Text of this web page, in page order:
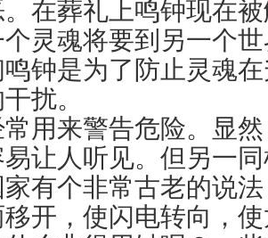
在葬礼上鸣钟现在
灵魂将要到另一个
钟是为了防止灵魂
扰。
来警告危险。显然
让人听见。但另一
有个非常古老的说
开，使闪电转向，